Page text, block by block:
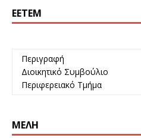
ΕΕΤΕΜ
Περιγραφή
Διοικητικό Συμβούλιο
Περιφερειακό Τμήμα
ΜΈΛΗ